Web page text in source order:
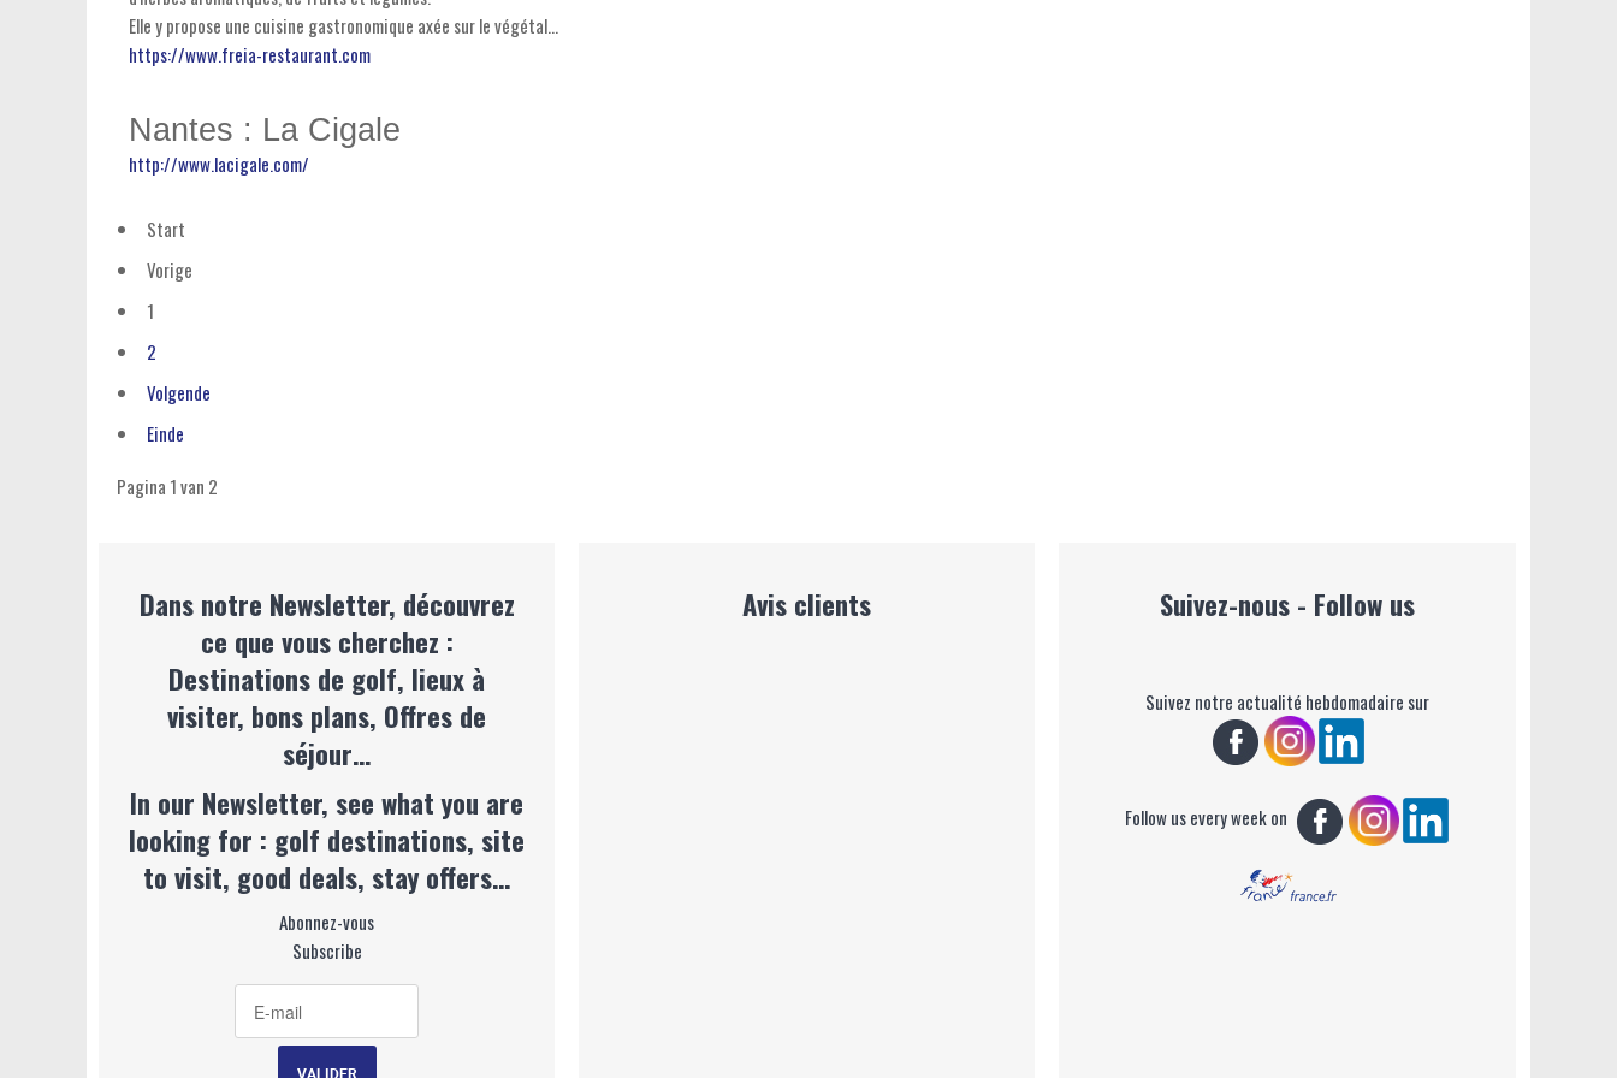
Elle y propose une cuisine gastronomique axée sur le végétal...
https://www.freia-restaurant.com
Nantes : La Cigale
http://www.lacigale.com/
Start
Vorige
1
2
Volgende
Einde
Pagina 1 van 2
Dans notre Newsletter, découvrez
ce que vous cherchez :
Destinations de golf, lieux à
visiter, bons plans, Offres de
séjour…
In our Newsletter, see what you are
looking for : golf destinations, site
to visit, good deals, stay offers…
Abonnez-vous
Subscribe
Avis clients Suivez-nous - Follow us
Suivez notre actualité hebdomadaire sur
Follow us every week on